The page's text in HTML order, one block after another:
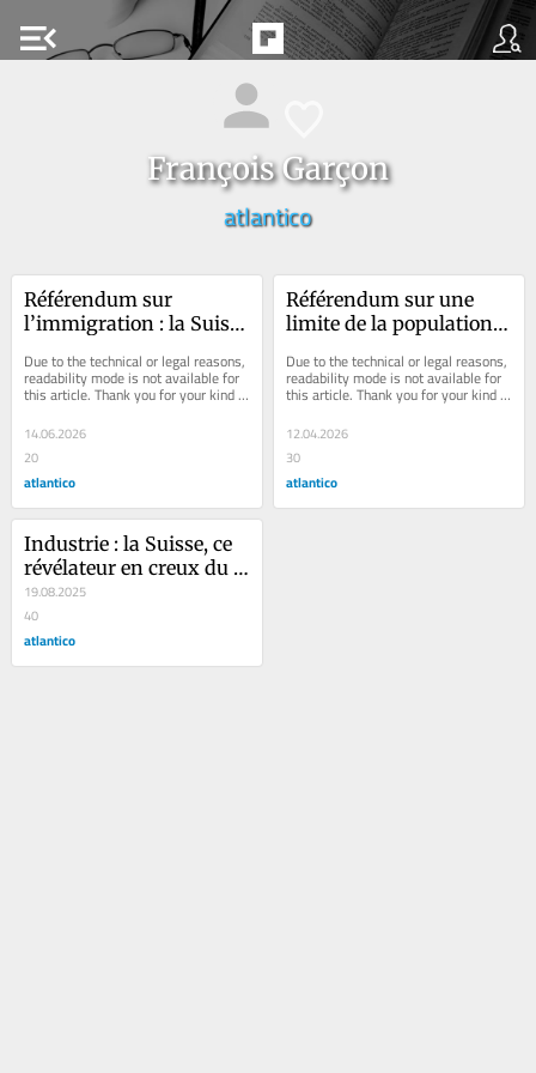
menu_open
François Garçon
atlantico
﻿Référendum sur
l’immigration : la Suisse
plat. Mais regarde-t-elle
vraiment sous le capot ?
Due to the technical or legal reasons,
readability mode is not available for
this article. Thank you for your kind
14.06.2026
20
atlantico
Référendum sur une
limite de la population :
démocratique suisse
était en train de se
Due to the technical or legal reasons,
readability mode is not available for
this article. Thank you for your kind
12.04.2026
30
atlantico
Industrie : la Suisse, ce
révélateur en creux du
suicide de l’Europe
19.08.2025
40
atlantico